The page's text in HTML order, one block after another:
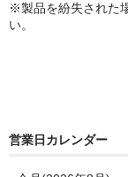
※製品を紛失された
い。
営業日カレンダー